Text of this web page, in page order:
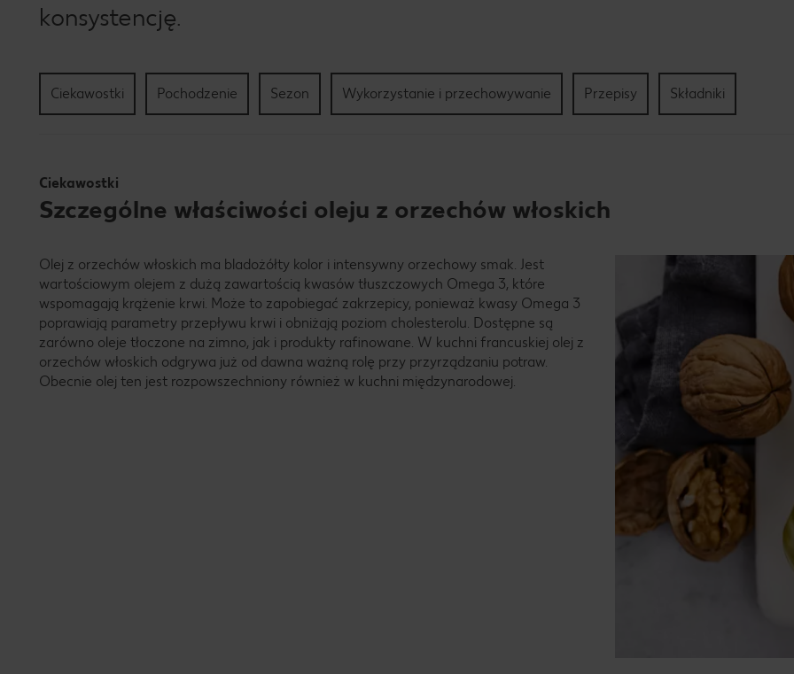
konsystencję.
Ciekawostki Pochodzenie Sezon Wykorzystanie i przechowywanie Przepisy Składniki
Ciekawostki
Szczególne właściwości oleju z orzechów włoskich
Olej z orzechów włoskich ma bladożółty kolor i intensywny orzechowy smak. Jest
wartościowym olejem z dużą zawartością kwasów tłuszczowych Omega 3, które
wspomagają krążenie krwi. Może to zapobiegać zakrzepicy, ponieważ kwasy Omega 3
poprawiają parametry przepływu krwi i obniżają poziom cholesterolu. Dostępne są
zarówno oleje tłoczone na zimno, jak i produkty rafinowane. W kuchni francuskiej olej z
orzechów włoskich odgrywa już od dawna ważną rolę przy przyrządzaniu potraw.
Obecnie olej ten jest rozpowszechniony również w kuchni międzynarodowej.